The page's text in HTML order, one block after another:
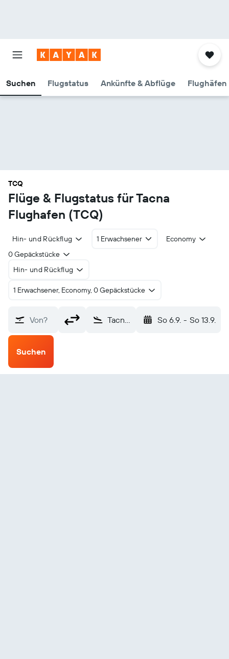
Suchen Flugstatus Ankünfte & Abflüge Flughäfen
TCQ
Flüge & Flugstatus für Tacna
Flughafen (TCQ)
Hin- und Rückflug 1 Erwachsener
Economy
0 Gepäckstücke
Hin- und Rückflug
1 Erwachsener, Economy, 0 Gepäckstücke
Von? Tacna (TCQ) So 6.9. - So 13.9.
Suchen